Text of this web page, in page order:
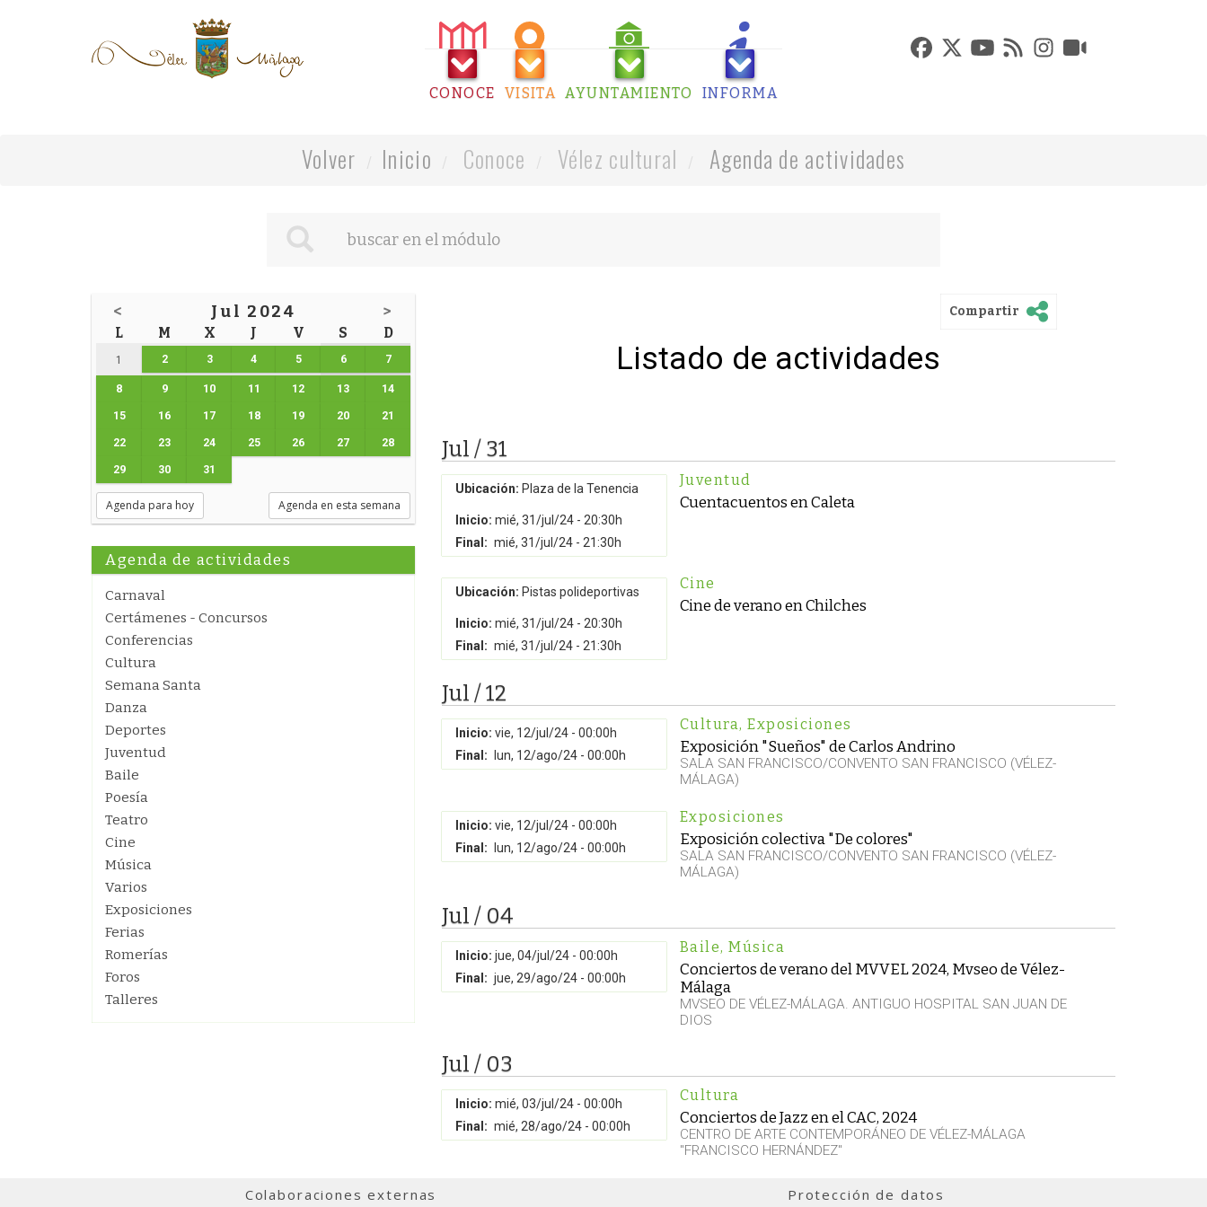
CONOCE VISITA AYUNTAMIENTO INFORMA
Volver Inicio Conoce Vélez cultural Agenda de actividades
< Jul 2024 >
L M X J V S D
1 2 3 4 5 6 7
8 9 10 11 12 13 14
15 16 17 18 19 20 21
22 23 24 25 26 27 28
29 30 31
Agenda para hoy Agenda en esta semana
Agenda de actividades
Carnaval
Certámenes - Concursos
Conferencias
Cultura
Semana Santa
Danza
Deportes
Juventud
Baile
Poesía
Teatro
Cine
Música
Varios
Exposiciones
Ferias
Romerías
Foros
Talleres
Compartir
Listado de actividades
Jul / 31
Ubicación: Plaza de la Tenencia
Inicio: mié, 31/jul/24 - 20:30h
Final: mié, 31/jul/24 - 21:30h
Juventud
Cuentacuentos en Caleta
Ubicación: Pistas polideportivas
Inicio: mié, 31/jul/24 - 20:30h
Final: mié, 31/jul/24 - 21:30h
Cine
Cine de verano en Chilches
Jul / 12
Inicio: vie, 12/jul/24 - 00:00h
Final:
lun, 12/ago/24 - 00:00h
Cultura, Exposiciones
Exposición "Sueños" de Carlos Andrino
SALA SAN FRANCISCO/CONVENTO SAN FRANCISCO (VÉLEZ-
MÁLAGA)
Inicio: vie, 12/jul/24 - 00:00h
Final:
lun, 12/ago/24 - 00:00h
Exposiciones
Exposición colectiva "De colores"
SALA SAN FRANCISCO/CONVENTO SAN FRANCISCO (VÉLEZ-
MÁLAGA)
Jul / 04
Inicio: jue, 04/jul/24 - 00:00h
Final: jue, 29/ago/24 - 00:00h
Baile, Música
Conciertos de verano del MVVEL 2024, Mvseo de Vélez-
Málaga
MVSEO DE VÉLEZ-MÁLAGA. ANTIGUO HOSPITAL SAN JUAN DE
DIOS
Jul / 03
Inicio: mié, 03/jul/24 - 00:00h
Final: mié, 28/ago/24 - 00:00h
Cultura
Conciertos de Jazz en el CAC, 2024
CENTRO DE ARTE CONTEMPORÁNEO DE VÉLEZ-MÁLAGA
"FRANCISCO HERNÁNDEZ"
Colaboraciones externas Protección de datos